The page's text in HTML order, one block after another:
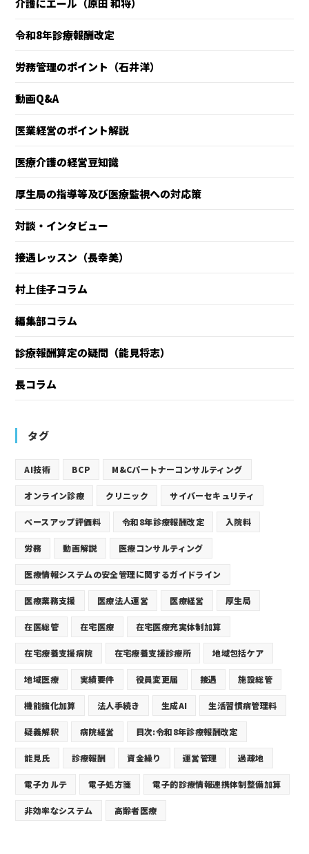
介護にエール（原田 和将）
令和8年診療報酬改定
労務管理のポイント（石井洋）
動画Q&A
医業経営のポイント解説
医療介護の経営豆知識
厚生局の指導等及び医療監視への対応策
対談・インタビュー
接遇レッスン（長幸美）
村上佳子コラム
編集部コラム
診療報酬算定の疑問（能見将志）
長コラム
タグ
AI技術 BCP M&Cパートナーコンサルティング
オンライン診療 クリニック サイバーセキュリティ
ベースアップ評価料 令和8年診療報酬改定 入院料
労務 動画解説 医療コンサルティング
医療情報システムの安全管理に関するガイドライン
医療業務支援 医療法人運営 医療経営 厚生局
在医総管 在宅医療 在宅医療充実体制加算
在宅療養支援病院 在宅療養支援診療所 地域包括ケア
地域医療 実績要件 役員変更届 接遇 施設総管
機能強化加算 法人手続き 生成AI 生活習慣病管理料
疑義解釈 病院経営 目次:令和8年診療報酬改定
能見氏 診療報酬 資金繰り 運営管理 過疎地
電子カルテ 電子処方箋 電子的診療情報連携体制整備加算
非効率なシステム 高齢者医療